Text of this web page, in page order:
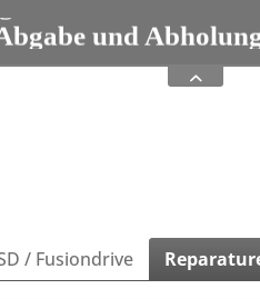
und
und Zubehör
/ Fusiondrive